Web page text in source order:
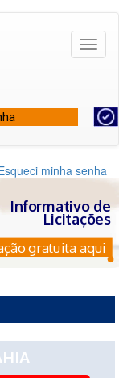
minha senha
Informativo de
Licitações
gratuita aqui